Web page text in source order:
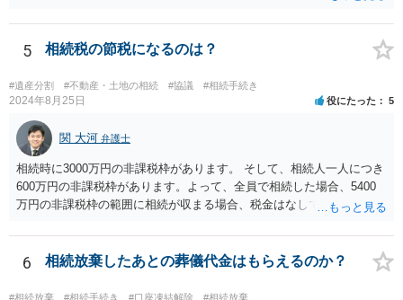
放棄するかどうか決めることができます。 銀行やサラ金が数年も放置
することはありませんので、数年後に借金が発見される可能性はほぼ
ありません。 なお、私が扱った相続放棄を検討していた案件で、期間
伸長して調査したところ、サラ金に対する過払金など相当な財産が見
つかったため相続したという事例がありました。
5 相続税の節税になるのは？
#遺産分割 #不動産・土地の相続 #協議 #相続手続き
2024年8月25日 役にたった 5
関 大河 弁護士
相続時に3000万円の非課税枠があります。 そして、相続人一人につき
600万円の非課税枠があります。よって、全員で相続した場合、5400
万円の非課税枠の範囲に相続が収まる場合、税金はなしです。 一人が
範囲となります。 一般的には、全員で相続する方が税金はお得です。
また、全員で相続しても、話し合いの結果、親がすべて相続と決める
こともできます。この場合でも相続の非課税枠は、全員で相続した540
0万円分使えます。 父が亡くなり、母が全部相続すると、母から三人
6 相続放棄したあとの葬儀代金はもらえるのか？
#相続放棄 #相続手続き #口座凍結解除 #相続放棄